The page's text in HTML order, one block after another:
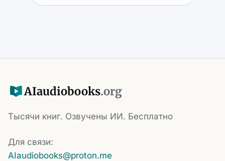
AIaudiobooks.org
Тысячи книг. Озвучены ИИ. Бесплатно
Для связи:
AIaudiobooks@proton.me